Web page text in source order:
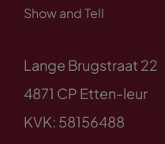
Show and Tell
Lange Brugstraat 22
4871 CP Etten-leur
KVK: 58156488